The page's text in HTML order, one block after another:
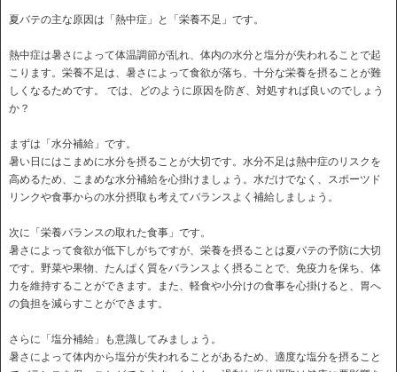
夏バテの主な原因は「熱中症」と「栄養不足」です。
熱中症は暑さによって体温調節が乱れ、体内の水分と塩分が失われることで起
こります。栄養不足は、暑さによって食欲が落ち、十分な栄養を摂ることが難
しくなるためです。 では、どのように原因を防ぎ、対処すれば良いのでしょう
か？
まずは「水分補給」です。
暑い日にはこまめに水分を摂ることが大切です。水分不足は熱中症のリスクを
高めるため、こまめな水分補給を心掛けましょう。水だけでなく、スポーツド
リンクや食事からの水分摂取も考えてバランスよく補給しましょう。
次に「栄養バランスの取れた食事」です。
暑さによって食欲が低下しがちですが、栄養を摂ることは夏バテの予防に大切
です。野菜や果物、たんぱく質をバランスよく摂ることで、免疫力を保ち、体
力を維持することができます。また、軽食や小分けの食事を心掛けると、胃へ
の負担を減らすことができます。
さらに「塩分補給」も意識してみましょう。
暑さによって体内から塩分が失われることがあるため、適度な塩分を摂ること